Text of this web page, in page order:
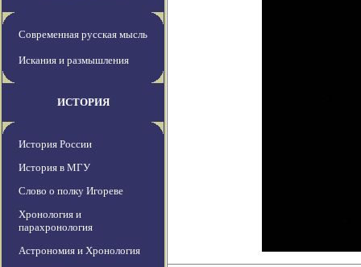
Современная русская мысль
Искания и размышления
ИСТОРИЯ
История России
История в МГУ
Слово о полку Игореве
Хронология и
парахронология
Астрономия и Хронология